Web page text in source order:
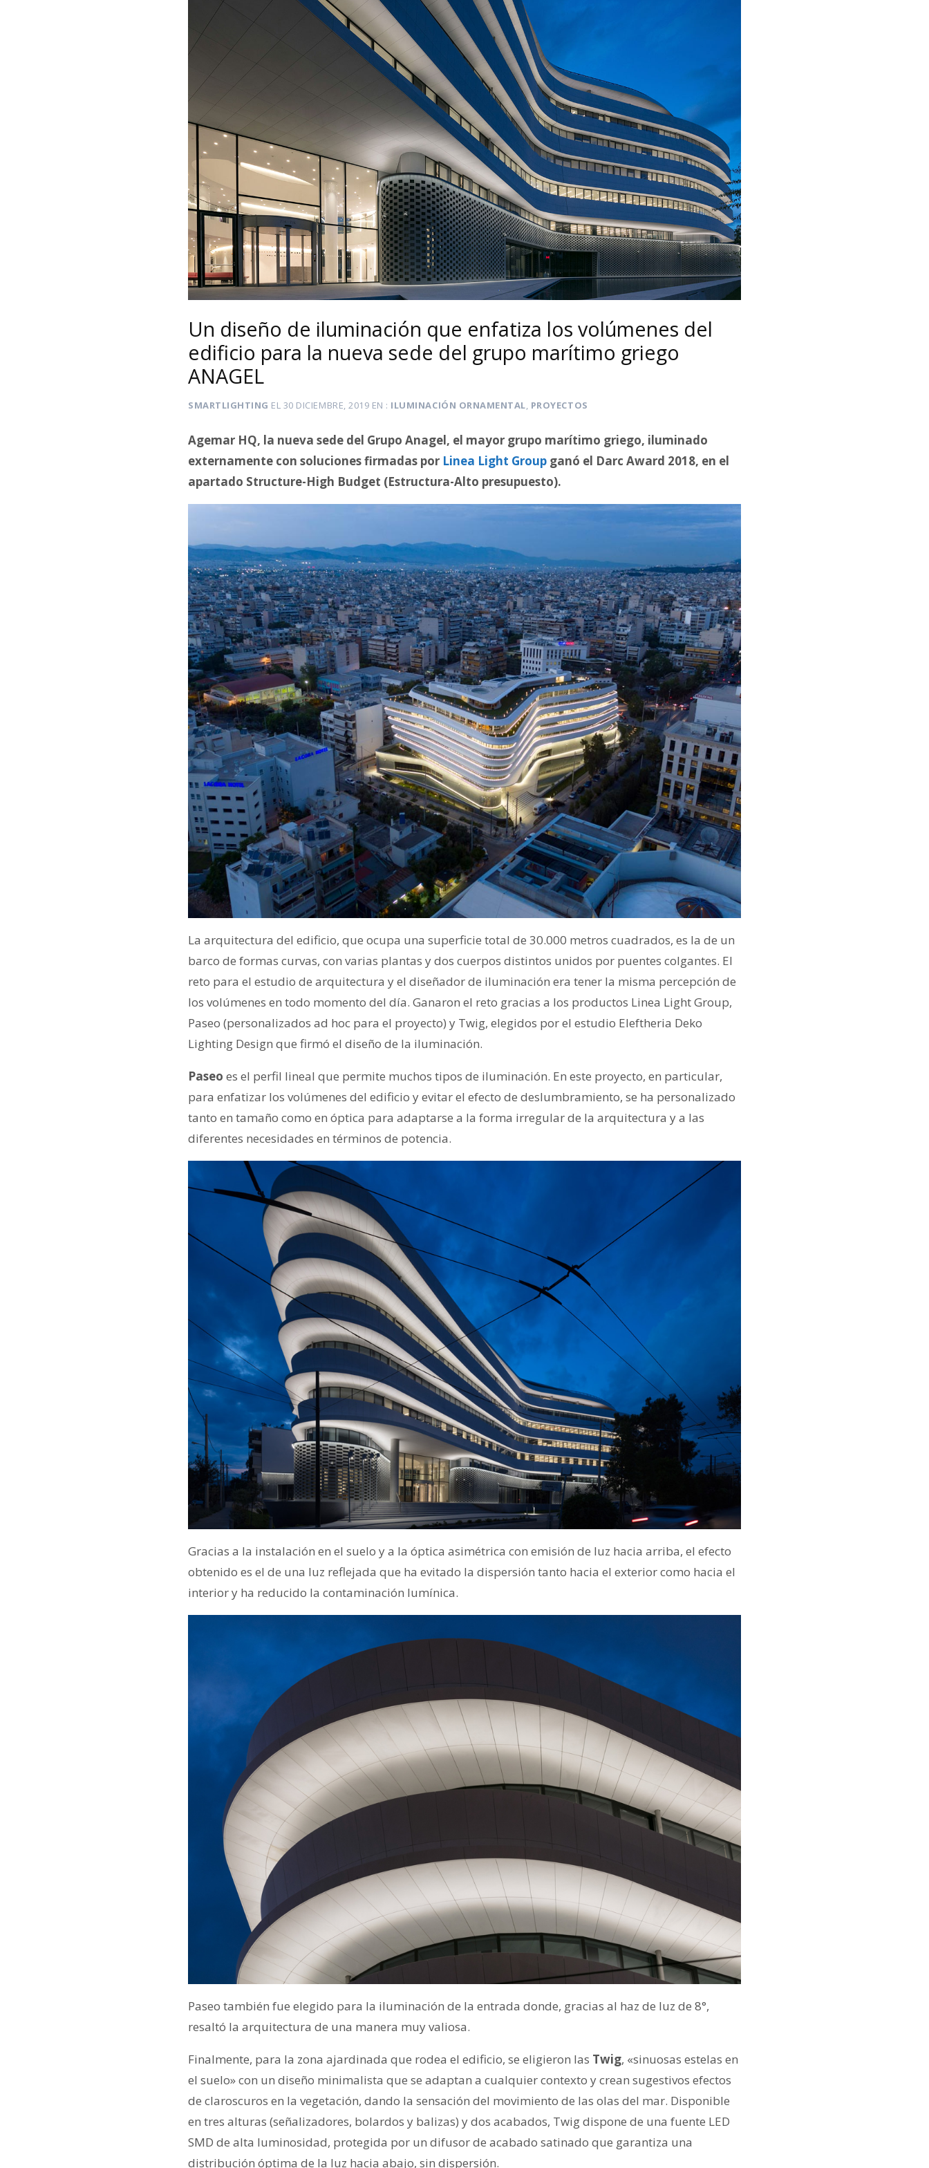
Un diseño de iluminación que enfatiza los volúmenes del
edificio para la nueva sede del grupo marítimo griego
ANAGEL
SMARTLIGHTING EL 30 DICIEMBRE, 2019 EN ILUMINACIÓN ORNAMENTAL, PROYECTOS
Agemar HQ, la nueva sede del Grupo Anagel, el mayor grupo marítimo griego, iluminado
externamente con soluciones firmadas por Linea Light Group ganó el Darc Award 2018, en el
apartado Structure-High Budget (Estructura-Alto presupuesto).
La arquitectura del edificio, que ocupa una superficie total de 30.000 metros cuadrados, es la de un
barco de formas curvas, con varias plantas y dos cuerpos distintos unidos por puentes colgantes. El
reto para el estudio de arquitectura y el diseñador de iluminación era tener la misma percepción de
los volúmenes en todo momento del día. Ganaron el reto gracias a los productos Linea Light Group,
Paseo (personalizados ad hoc para el proyecto) y Twig, elegidos por el estudio Eleftheria Deko
Lighting Design que firmó el diseño de la iluminación.
Paseo es el perfil lineal que permite muchos tipos de iluminación. En este proyecto, en particular,
para enfatizar los volúmenes del edificio y evitar el efecto de deslumbramiento, se ha personalizado
tanto en tamaño como en óptica para adaptarse a la forma irregular de la arquitectura y a las
diferentes necesidades en términos de potencia.
Gracias a la instalación en el suelo y a la óptica asimétrica con emisión de luz hacia arriba, el efecto
obtenido es el de una luz reflejada que ha evitado la dispersión tanto hacia el exterior como hacia el
interior y ha reducido la contaminación lumínica.
Paseo también fue elegido para la iluminación de la entrada donde, gracias al haz de luz de 8°,
resaltó la arquitectura de una manera muy valiosa.
Finalmente, para la zona ajardinada que rodea el edificio, se eligieron las Twig, «sinuosas estelas en
el suelo» con un diseño minimalista que se adaptan a cualquier contexto y crean sugestivos efectos
de claroscuros en la vegetación, dando la sensación del movimiento de las olas del mar. Disponible
en tres alturas (señalizadores, bolardos y balizas) y dos acabados, Twig dispone de una fuente LED
SMD de alta luminosidad, protegida por un difusor de acabado satinado que garantiza una
distribución óptima de la luz hacia abajo, sin dispersión.